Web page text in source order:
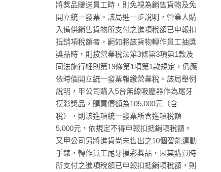
將獎品贈送員工時，則免視為銷售貨物及免
開立統一發票。該局進一步說明，營業人購
入備供銷售貨物所支付之進項稅額已申報扣
抵銷項稅額者，嗣如將該貨物轉作員工抽獎
獎品時，則按營業稅法第3條第3項第1款及
同法施行細則第19條第1項第1款規定，仍應
依時價開立統一發票報繳營業稅。該局舉例
說明，甲公司購入5台無線吸塵器作為尾牙
摸彩獎品，購買價額為105,000元（含
稅），則該進項統一發票所含進項稅額
5,000元，依規定不得申報扣抵銷項稅額。
又甲公司另將進貨尚未售出之10個智能運動
手錶，轉作員工尾牙摸彩獎品，因其購買時
所支付之進項稅額已申報扣抵銷項稅額，則